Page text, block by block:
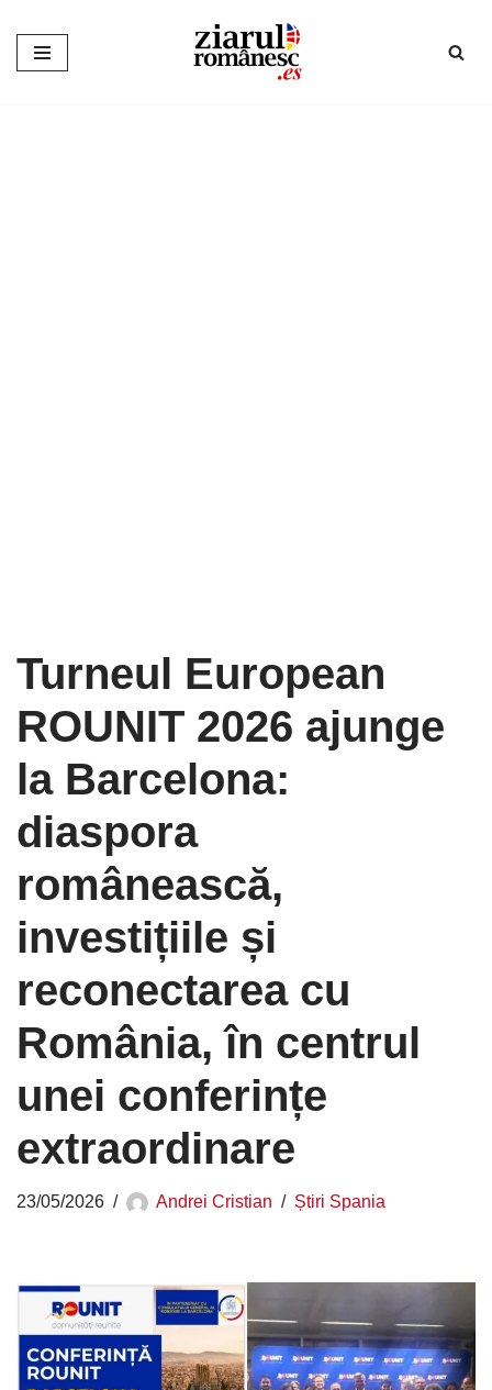
Sari
Turneul European
ROUNIT 2026 ajunge
la Barcelona:
diaspora
românească,
investițiile și
reconectarea cu
România, în centrul
unei conferințe
extraordinare
23/05/2026 Andrei Cristian Știri Spania